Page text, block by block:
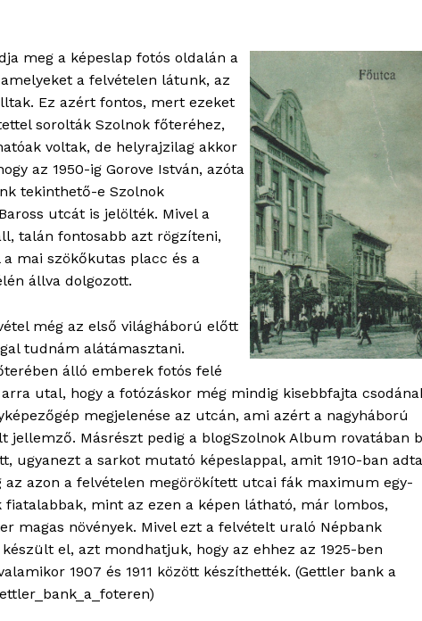
meg a képeslap fotós oldalán a
a felvételen látunk, az
Ez azért fontos, mert ezeket
sorolták Szolnok főteréhez,
voltak, de helyrajzilag akkor
az 1950-ig Gorove István, azóta
tekinthető-e Szolnok
utcát is jelölték. Mivel a
talán fontosabb azt rögzíteni,
mai szökőkutas placc és a
állva dolgozott.
még az első világháború előtt
tudnám alátámasztani.
álló emberek fotós felé
utal, hogy a fotózáskor még mindig kisebbfajta
megjelenése az utcán, ami azért a nagyháború
jellemző. Másrészt pedig a blogSzolnok Album rovatában
ugyanezt a sarkot mutató képeslappal, amit 1910-ban
az azon a felvételen megörökített utcai fák maximum egy-
fiatalabbak, mint az ezen a képen látható, már lombos,
magas növények. Mivel ezt a felvételt uraló Népbank
el, azt mondhatjuk, hogy az ehhez az 1925-ben
1907 és 1911 között készíthették. (Gettler bank a